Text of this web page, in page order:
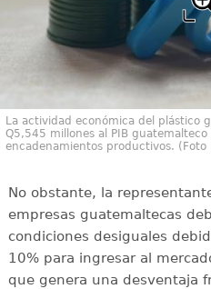
La actividad económica del plástico
Q5,545 millones al PIB
encadenamientos productivos.
No obstante, la
empresas guatemaltecas
condiciones desiguales
10% para ingresar al
que genera una desventaja